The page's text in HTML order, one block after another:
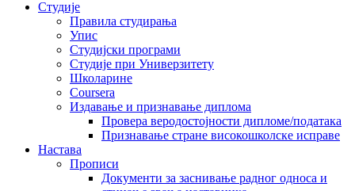
Студије
Правила студирања
Упис
Студијски програми
Студије при Универзитету
Школарине
Coursera
Издавање и признавање диплома
Провера веродостојности дипломе/података
Признавање стране високошколске исправе
Настава
Прописи
Документи за заснивање радног односа и